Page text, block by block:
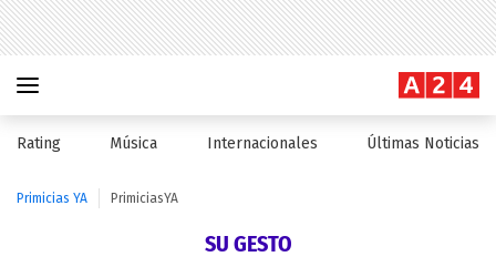
Rating Música Internacionales Últimas Noticias
Primicias YA PrimiciasYA
SU GESTO